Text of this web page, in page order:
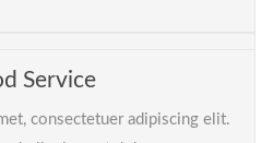
Service
consectetuer adipiscing elit.